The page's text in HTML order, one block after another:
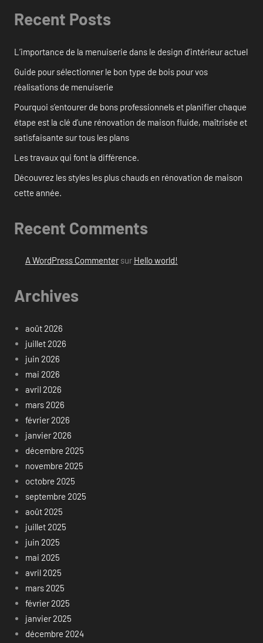
Recent Posts
L’importance de la menuiserie dans le design d’intérieur actuel
Guide pour sélectionner le bon type de bois pour vos
réalisations de menuiserie
Pourquoi s’entourer de bons professionnels et planifier chaque
étape est la clé d’une rénovation de maison fluide, maîtrisée et
satisfaisante sur tous les plans
Les travaux qui font la différence.
Découvrez les styles les plus chauds en rénovation de maison
cette année.
Recent Comments
A WordPress Commentersur Hello world!
Archives
août 2026
juillet 2026
juin 2026
mai 2026
avril 2026
mars 2026
février 2026
janvier 2026
décembre 2025
novembre 2025
octobre 2025
septembre 2025
août 2025
juillet 2025
juin 2025
mai 2025
avril 2025
mars 2025
février 2025
janvier 2025
décembre 2024